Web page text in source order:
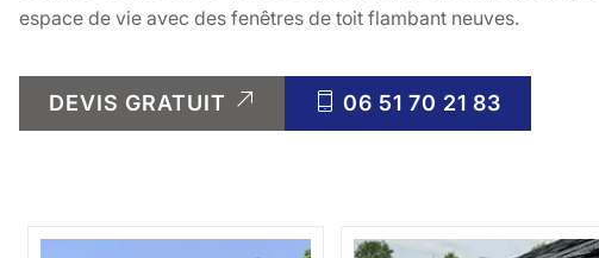
espace de vie avec des fenêtres de toit flambant neuves.
DEVIS GRATUIT 06 51 70 21 83